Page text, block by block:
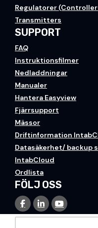
Regulatorer
Transmitters
SUPPORT
FAQ
Instruktionsfilmer
Nedladdningar
Manualer
Hantera Easyview
Fjärrsupport
Mässor
Driftinformation
Datasäkerhet/ backup
IntabCloud
Ordlista
FÖLJ OSS